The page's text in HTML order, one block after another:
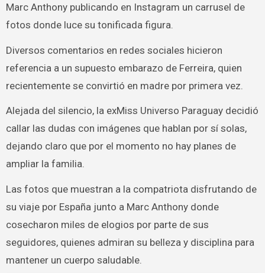
Marc Anthony publicando en Instagram un carrusel de
fotos donde luce su tonificada figura.
Diversos comentarios en redes sociales hicieron
referencia a un supuesto embarazo de Ferreira, quien
recientemente se convirtió en madre por primera vez.
Alejada del silencio, la exMiss Universo Paraguay decidió
callar las dudas con imágenes que hablan por sí solas,
dejando claro que por el momento no hay planes de
ampliar la familia.
Las fotos que muestran a la compatriota disfrutando de
su viaje por España junto a Marc Anthony donde
cosecharon miles de elogios por parte de sus
seguidores, quienes admiran su belleza y disciplina para
mantener un cuerpo saludable.